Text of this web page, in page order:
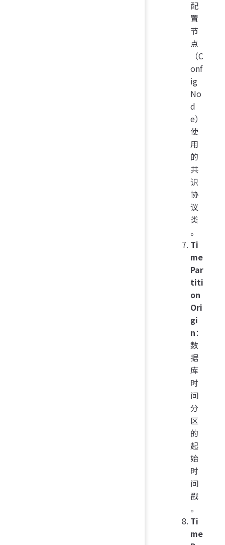
配
置
节
点
（C
onf
ig
No
d
e）
使
用
的
共
识
协
议
类
。
Ti
me
Par
titi
on
Ori
gi
n：
数
据
库
时
间
分
区
的
起
始
时
间
戳
。
Ti
me